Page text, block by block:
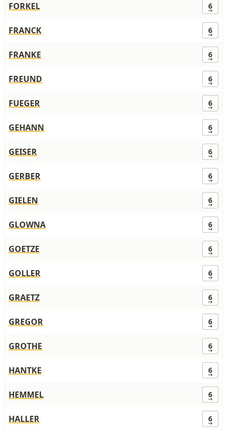
FORKEL 6
FRANCK 6
FRANKE 6
FREUND 6
FUEGER 6
GEHANN 6
GEISER 6
GERBER 6
GIELEN 6
GLOWNA 6
GOETZE 6
GOLLER 6
GRAETZ 6
GREGOR 6
GROTHE 6
HANTKE 6
HEMMEL 6
HALLER 6